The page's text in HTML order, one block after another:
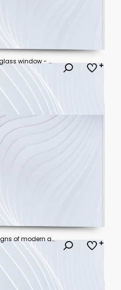
architecture of geometry at glass window - monochrome
Modular homes exterior designs of modern architecture